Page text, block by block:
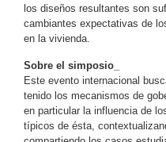
los diseños resultantes son
cambiantes expectativas de
en la vivienda.
Sobre el simposio_
Este evento internacional
tenido los mecanismos de
en particular la influencia de
típicos de ésta,